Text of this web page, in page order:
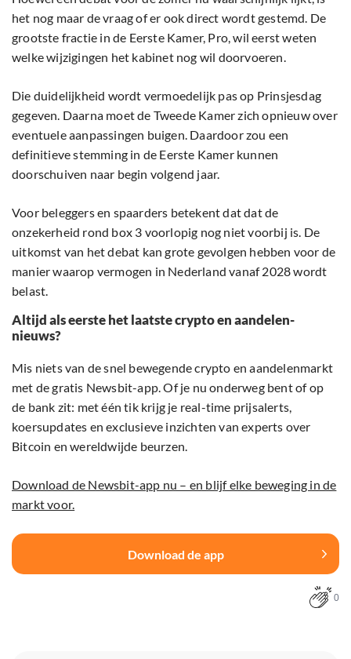
het nog maar de vraag of er ook direct wordt gestemd. De
grootste fractie in de Eerste Kamer, Pro, wil eerst weten
welke wijzigingen het kabinet nog wil doorvoeren.
Die duidelijkheid wordt vermoedelijk pas op Prinsjesdag
gegeven. Daarna moet de Tweede Kamer zich opnieuw over
eventuele aanpassingen buigen. Daardoor zou een
definitieve stemming in de Eerste Kamer kunnen
doorschuiven naar begin volgend jaar.
Voor beleggers en spaarders betekent dat dat de
onzekerheid rond box 3 voorlopig nog niet voorbij is. De
uitkomst van het debat kan grote gevolgen hebben voor de
manier waarop vermogen in Nederland vanaf 2028 wordt
belast.
Altijd als eerste het laatste crypto en aandelen-
nieuws?
Mis niets van de snel bewegende crypto en aandelenmarkt
met de gratis Newsbit-app. Of je nu onderweg bent of op
de bank zit: met één tik krijg je real-time prijsalerts,
koersupdates en exclusieve inzichten van experts over
Bitcoin en wereldwijde beurzen.
Download de Newsbit-app nu – en blijf elke beweging in de
markt voor.
Download de app
0